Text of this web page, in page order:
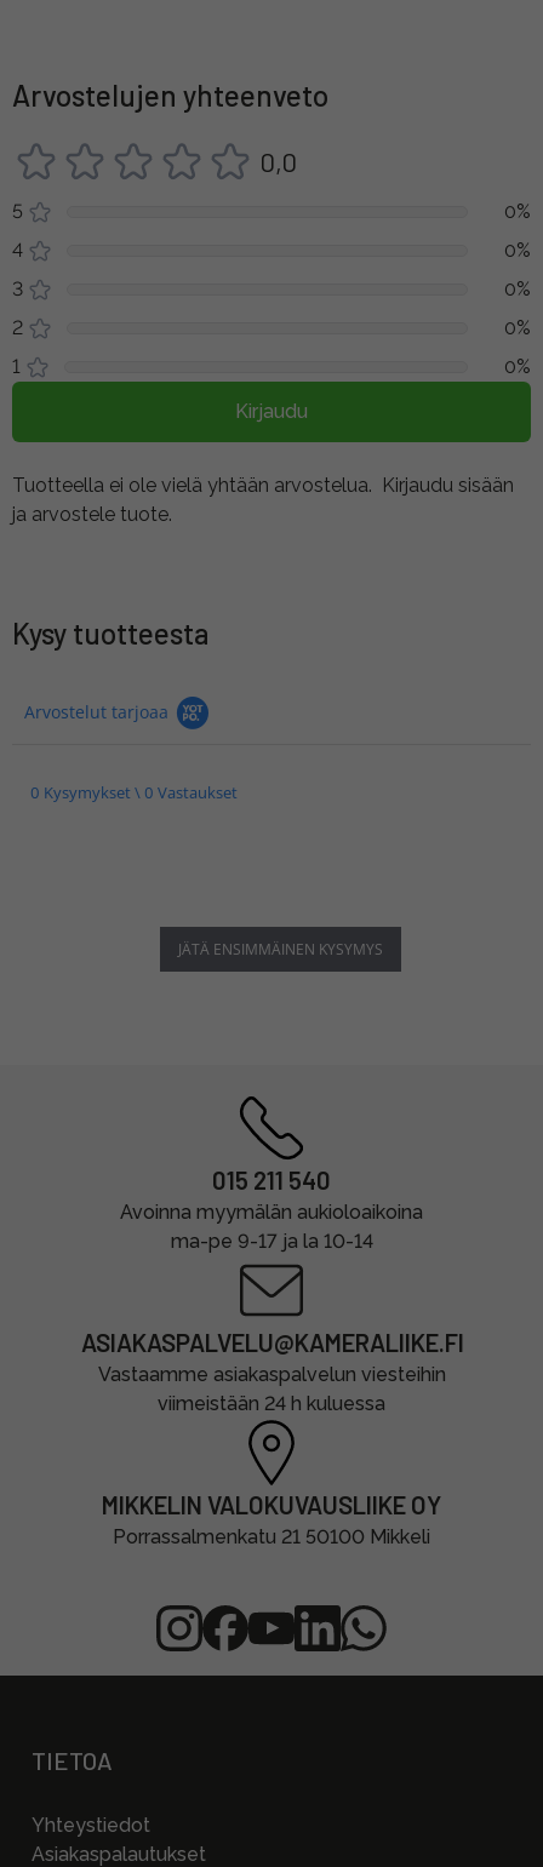
Arvostelujen yhteenveto
0,0
5
0%
4
0%
3
0%
2
0%
1
0%
Kirjaudu
Tuotteella ei ole vielä yhtään arvostelua. Kirjaudu sisään
ja arvostele tuote.
Kysy tuotteesta
Arvostelut tarjoaa
0 Kysymykset \ 0 Vastaukset
JÄTÄ ENSIMMÄINEN KYSYMYS
015 211 540
Avoinna myymälän aukioloaikoina
ma-pe 9-17 ja la 10-14
ASIAKASPALVELU@KAMERALIIKE.FI
Vastaamme asiakaspalvelun viesteihin
viimeistään 24 h kuluessa
MIKKELIN VALOKUVAUSLIIKE OY
Porrassalmenkatu 21 50100 Mikkeli
TIETOA
Yhteystiedot
Asiakaspalautukset